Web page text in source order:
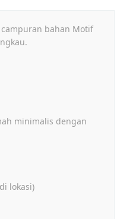
bahan Motif
minimalis dengan
lokasi)